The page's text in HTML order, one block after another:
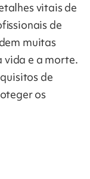
vitais de
de
muitas
vida e a morte.
de
os